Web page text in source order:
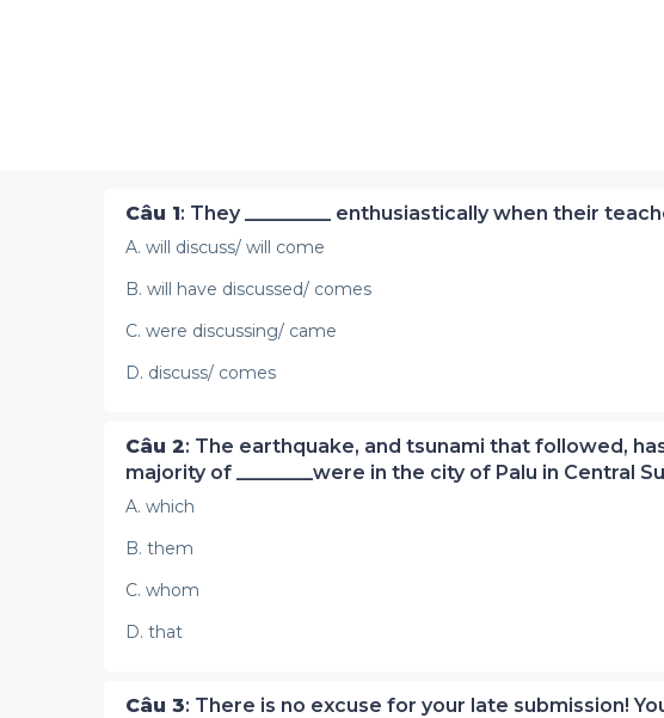
Câu 1: They _________ enthusiastically when their
A. will discuss/ will come
B. will have discussed/ comes
C. were discussing/ came
D. discuss/ comes
Câu 2: The earthquake, and tsunami that followed,
majority of ________were in the city of Palu in Central
A. which
B. them
C. whom
D. that
Câu 3: There is no excuse for your late submission!